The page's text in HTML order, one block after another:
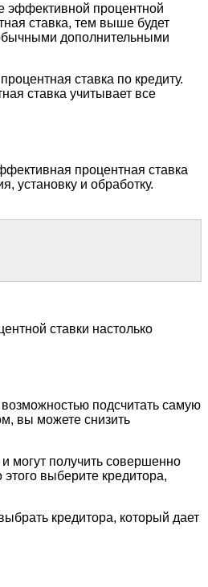
эффективной процентной
ставка, тем выше будет
дополнительными
ставка по кредиту.
ставка учитывает все
процентная ставка
установку и обработку.
ставки настолько
подсчитать самую
вы можете снизить
могут получить совершенно
выберите кредитора,
кредитора, который дает